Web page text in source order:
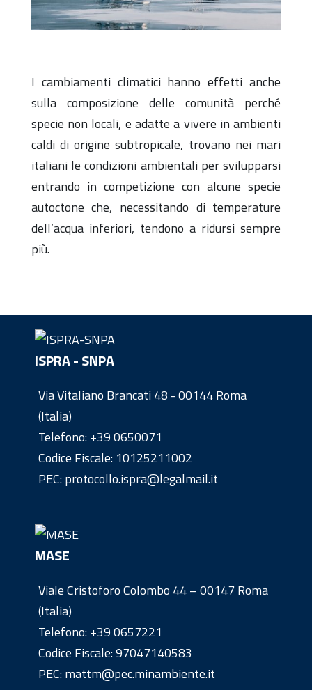
I cambiamenti climatici hanno effetti anche
sulla composizione delle comunità perché
specie non locali, e adatte a vivere in ambienti
caldi di origine subtropicale, trovano nei mari
italiani le condizioni ambientali per svilupparsi
entrando in competizione con alcune specie
autoctone che, necessitando di temperature
dell’acqua inferiori, tendono a ridursi sempre
più.
ISPRA - SNPA
Via Vitaliano Brancati 48 - 00144 Roma
(Italia)
Telefono:+39 0650071
Codice Fiscale: 10125211002
PEC: protocollo.ispra@legalmail.it
MASE
Viale Cristoforo Colombo 44 – 00147 Roma
(Italia)
Telefono:+39 0657221
Codice Fiscale: 97047140583
PEC: mattm@pec.minambiente.it